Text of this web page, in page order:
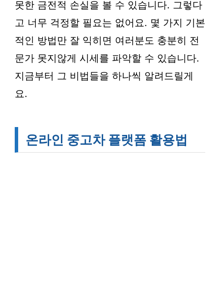
못한 금전적 손실을 볼 수 있습니다. 그렇다
고 너무 걱정할 필요는 없어요. 몇 가지 기본
적인 방법만 잘 익히면 여러분도 충분히 전
문가 못지않게 시세를 파악할 수 있습니다.
지금부터 그 비법들을 하나씩 알려드릴게
요.
온라인 중고차 플랫폼 활용법